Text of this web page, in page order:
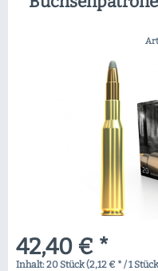
42,40 € *
Inhalt:20 Stück (2,12 € * / 1